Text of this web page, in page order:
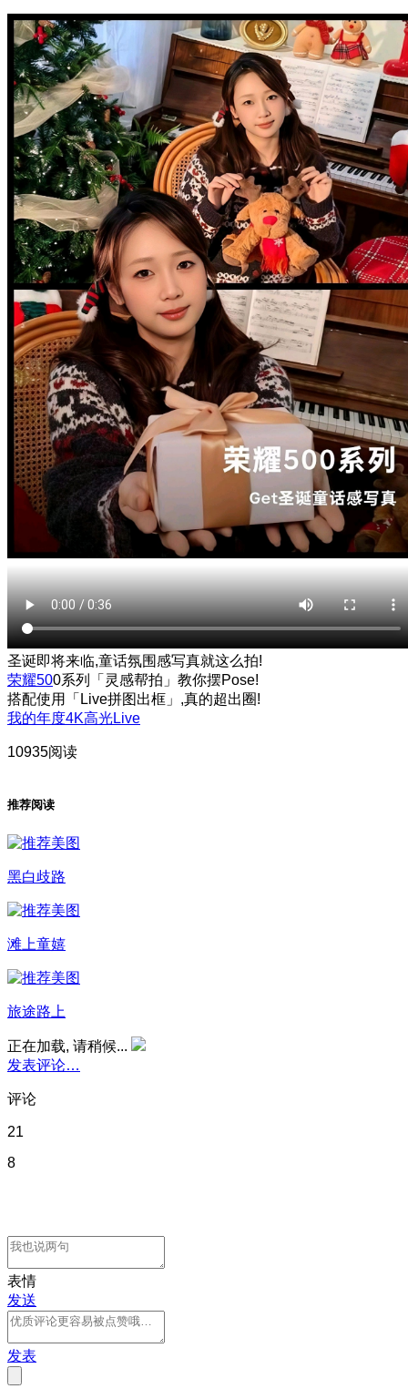
圣诞即将来临,童话氛围感写真就这么拍!
荣耀500系列「灵感帮拍」教你摆Pose!
搭配使用「Live拼图出框」,真的超出圈!
我的年度4K高光Live
10935阅读
推荐阅读
黑白歧路
滩上童嬉
旅途路上
正在加载, 请稍候...
发表评论…
评论
21
8
表情
发送
发表